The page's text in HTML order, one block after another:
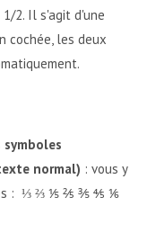
2. Il s'agit d'une
cochée, les deux
symboles
normal) : vous y
: ⅓ ⅔ ⅕ ⅖ ⅗ ⅘ ⅙